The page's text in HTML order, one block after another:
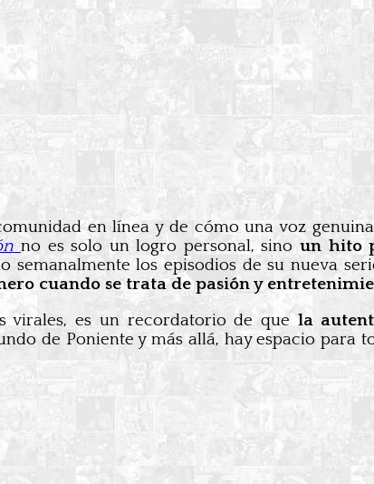
en línea y de cómo una voz
no es solo un logro personal, sino un hito
semanalmente los episodios de su nueva
cuando se trata de pasión y
virales, es un recordatorio de quela
de Poniente y más allá, hay espacio para